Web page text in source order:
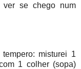
ver se chego num
misturei 1
1 colher (sopa)